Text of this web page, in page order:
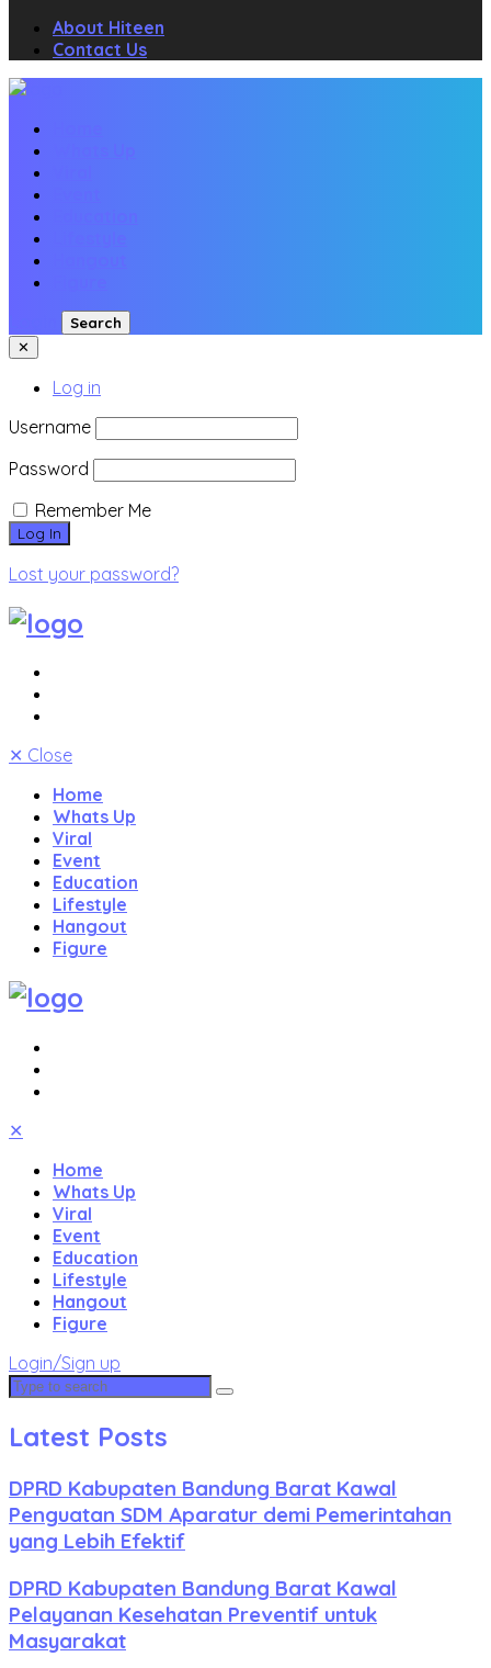
About Hiteen
Contact Us
Search
✕
Log in
Username
Password
Remember Me
Lost your password?
✕ Close
Home
Whats Up
Viral
Event
Education
Lifestyle
Hangout
Figure
✕
Home
Whats Up
Viral
Event
Education
Lifestyle
Hangout
Figure
Login/Sign up
Latest Posts
DPRD Kabupaten Bandung Barat Kawal
Penguatan SDM Aparatur demi Pemerintahan
yang Lebih Efektif
DPRD Kabupaten Bandung Barat Kawal
Pelayanan Kesehatan Preventif untuk
Masyarakat